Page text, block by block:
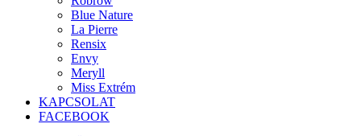
Blue Nature
La Pierre
Rensix
Envy
Meryll
Miss Extrém
KAPCSOLAT
FACEBOOK